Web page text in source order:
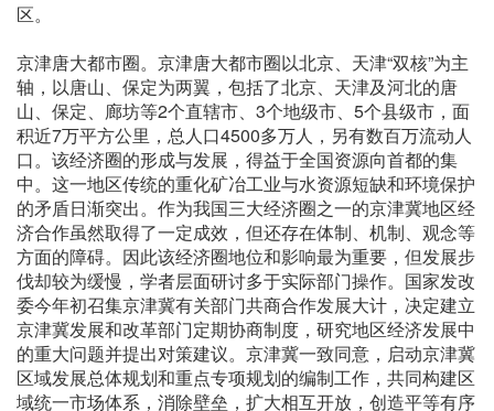
区。
京津唐大都市圈。京津唐大都市圈以北京、天津“双核”为主
轴，以唐山、保定为两翼，包括了北京、天津及河北的唐
山、保定、廊坊等2个直辖市、3个地级市、5个县级市，面
积近7万平方公里，总人口4500多万人，另有数百万流动人
口。该经济圈的形成与发展，得益于全国资源向首都的集
中。这一地区传统的重化矿冶工业与水资源短缺和环境保护
的矛盾日渐突出。作为我国三大经济圈之一的京津冀地区经
济合作虽然取得了一定成效，但还存在体制、机制、观念等
方面的障碍。因此该经济圈地位和影响最为重要，但发展步
伐却较为缓慢，学者层面研讨多于实际部门操作。国家发改
委今年初召集京津冀有关部门共商合作发展大计，决定建立
京津冀发展和改革部门定期协商制度，研究地区经济发展中
的重大问题并提出对策建议。京津冀一致同意，启动京津冀
区域发展总体规划和重点专项规划的编制工作，共同构建区
域统一市场体系，消除壁垒，扩大相互开放，创造平等有序